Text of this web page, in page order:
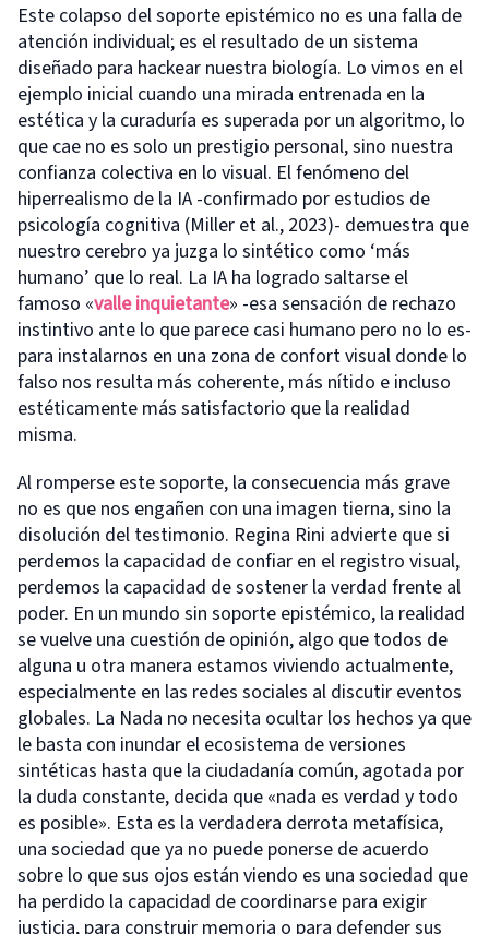
Este colapso del soporte epistémico no es una falla de
atención individual; es el resultado de un sistema
diseñado para hackear nuestra biología. Lo vimos en el
ejemplo inicial cuando una mirada entrenada en la
estética y la curaduría es superada por un algoritmo, lo
que cae no es solo un prestigio personal, sino nuestra
confianza colectiva en lo visual. El fenómeno del
hiperrealismo de la IA -confirmado por estudios de
psicología cognitiva (Miller et al., 2023)- demuestra que
nuestro cerebro ya juzga lo sintético como ‘más
humano’ que lo real. La IA ha logrado saltarse el
famoso «valle inquietante» -esa sensación de rechazo
instintivo ante lo que parece casi humano pero no lo es-
para instalarnos en una zona de confort visual donde lo
falso nos resulta más coherente, más nítido e incluso
estéticamente más satisfactorio que la realidad
misma.
Al romperse este soporte, la consecuencia más grave
no es que nos engañen con una imagen tierna, sino la
disolución del testimonio. Regina Rini advierte que si
perdemos la capacidad de confiar en el registro visual,
perdemos la capacidad de sostener la verdad frente al
poder. En un mundo sin soporte epistémico, la realidad
se vuelve una cuestión de opinión, algo que todos de
alguna u otra manera estamos viviendo actualmente,
especialmente en las redes sociales al discutir eventos
globales. La Nada no necesita ocultar los hechos ya que
le basta con inundar el ecosistema de versiones
sintéticas hasta que la ciudadanía común, agotada por
la duda constante, decida que «nada es verdad y todo
es posible». Esta es la verdadera derrota metafísica,
una sociedad que ya no puede ponerse de acuerdo
sobre lo que sus ojos están viendo es una sociedad que
ha perdido la capacidad de coordinarse para exigir
justicia, para construir memoria o para defender sus